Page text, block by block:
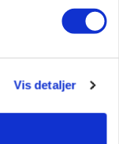
Vis detaljer